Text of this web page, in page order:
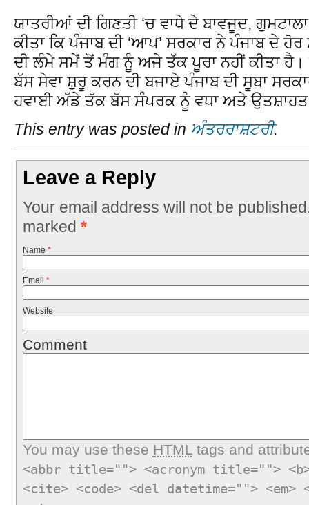
ਯਾਤਰੀਆਂ ਦੀ ਗਿਣਤੀ ‘ਚ ਵਾਧੇ ਦੇ ਬਾਵਜੂਦ,
ਕੀਤਾ ਕਿ ਪੰਜਾਬ ਦੀ ‘ਆਪ’ ਸਰਕਾਰ ਨੇ ਪੰਜਾਬ ਦੇ
ਦੀ ਲੰਮੇ ਸਮੇਂ ਤੋਂ ਮੰਗ ਨੂੰ ਅਜੇ ਤੱਕ ਪੂਰਾ ਨਹੀਂ ਕੀਤਾ ਹੈ।
ਬੱਸ ਸੇਵਾ ਸ਼ੁਰੂ ਕਰਨ ਦੀ ਬਜਾਏ ਪੰਜਾਬ ਦੀ ਸੂਬਾ
ਹਵਾਈ ਅੱਡੇ ਤੱਕ ਬੱਸ ਸੰਪਰਕ ਨੂੰ ਵਧਾ ਅਤੇ ਉਤਸ਼ਾਹਤ
This entry was posted in ਅੰਤਰਰਾਸ਼ਟਰੀ.
Leave a Reply
Your email address will not be
marked *
Name *
Email *
Website
Comment
You may use these HTMLtags and
<abbr title=""> <acronym title="">
<cite> <code> <del datetime="">